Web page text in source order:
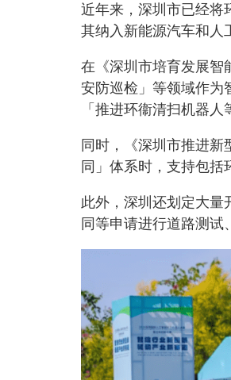
近年来，深圳市已经将
其纳入新能源汽车和人
在《深圳市培育发展
安防巡检」等领域作为
「推进环衞清扫机器人
同时，《深圳市推进
同」体系时，支持包括
此外，深圳还划定大量
同等申请进行道路测试